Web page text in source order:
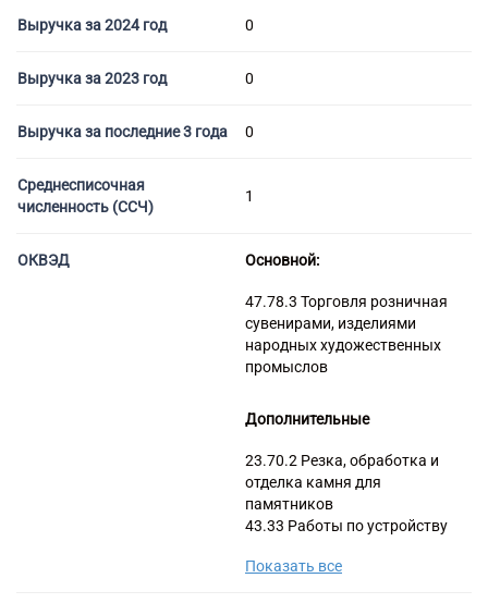
Выручка за 2024 год 0
Выручка за 2023 год 0
Выручка за последние 3 года 0
Среднесписочная
численность (ССЧ)
1
ОКВЭД Основной:
47.78.3 Торговля розничная
сувенирами, изделиями
народных художественных
промыслов
Дополнительные
23.70.2 Резка, обработка и
отделка камня для
памятников
43.33 Работы по устройству
стен
Показать все